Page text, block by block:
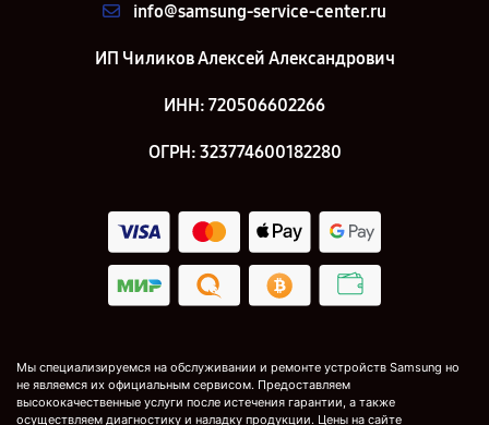
info@samsung-service-center.ru
ИП Чиликов Алексей Александрович
ИНН: 720506602266
ОГРН: 323774600182280
Мы специализируемся на обслуживании и ремонте устройств Samsung но
не являемся их официальным сервисом. Предоставляем
высококачественные услуги после истечения гарантии, а также
осуществляем диагностику и наладку продукции. Цены на сайте